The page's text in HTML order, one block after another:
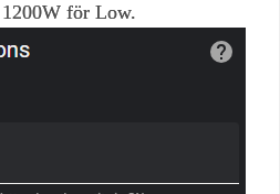
för Low.